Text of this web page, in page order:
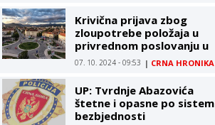
Krivična prijava zbog
zloupotrebe položaja u
privrednom poslovanju u
Nikšiću
07. 10. 2024 - 09:53 | CRNA HRONIKA
UP: Tvrdnje Abazovića
štetne i opasne po sistem
bezbjednosti